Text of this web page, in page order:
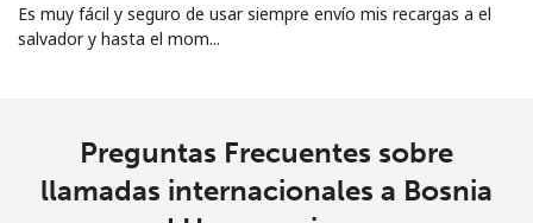
Es muy fácil y seguro de usar siempre envío mis recargas a el
salvador y hasta el mom...
Preguntas Frecuentes sobre
llamadas internacionales a Bosnia